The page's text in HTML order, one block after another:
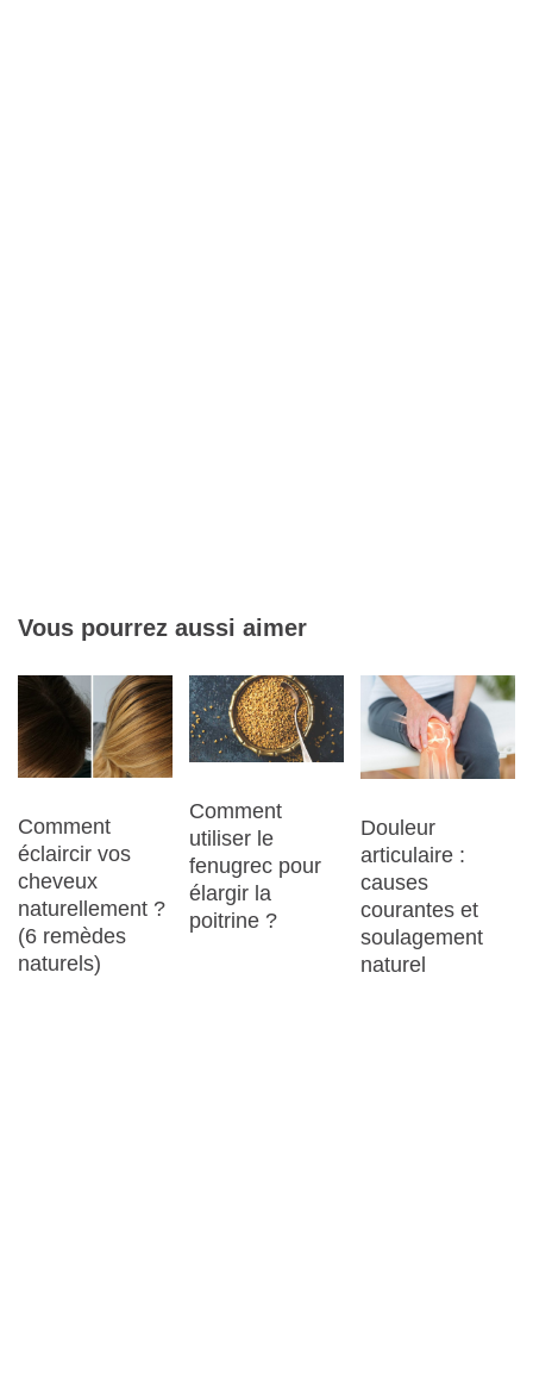
Vous pourrez aussi aimer
Comment
éclaircir vos
cheveux
naturellement ?
(6 remèdes
naturels)
Comment
utiliser le
fenugrec pour
élargir la
poitrine ?
Douleur
articulaire :
causes
courantes et
soulagement
naturel